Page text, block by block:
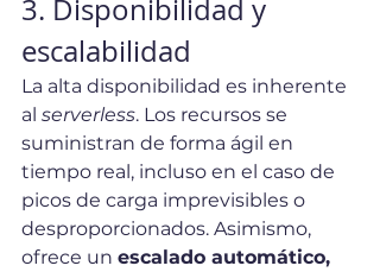
3. Disponibilidad y
escalabilidad
La alta disponibilidad es inherente
al serverless. Los recursos se
suministran de forma ágil en
tiempo real, incluso en el caso de
picos de carga imprevisibles o
desproporcionados. Asimismo,
ofrece un escalado automático,